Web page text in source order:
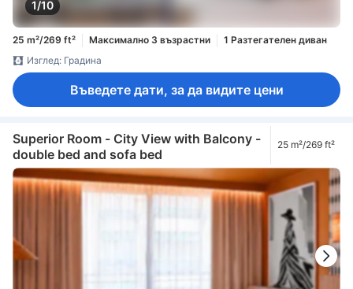
1/10
25 m²/269 ft² Максимално 3 възрастни
1 Разтегателен диван
Изглед: Градина
Въведете дати, за да видите цени
Superior Room - City View with Balcony -
double bed and sofa bed
25 m²/269 ft²